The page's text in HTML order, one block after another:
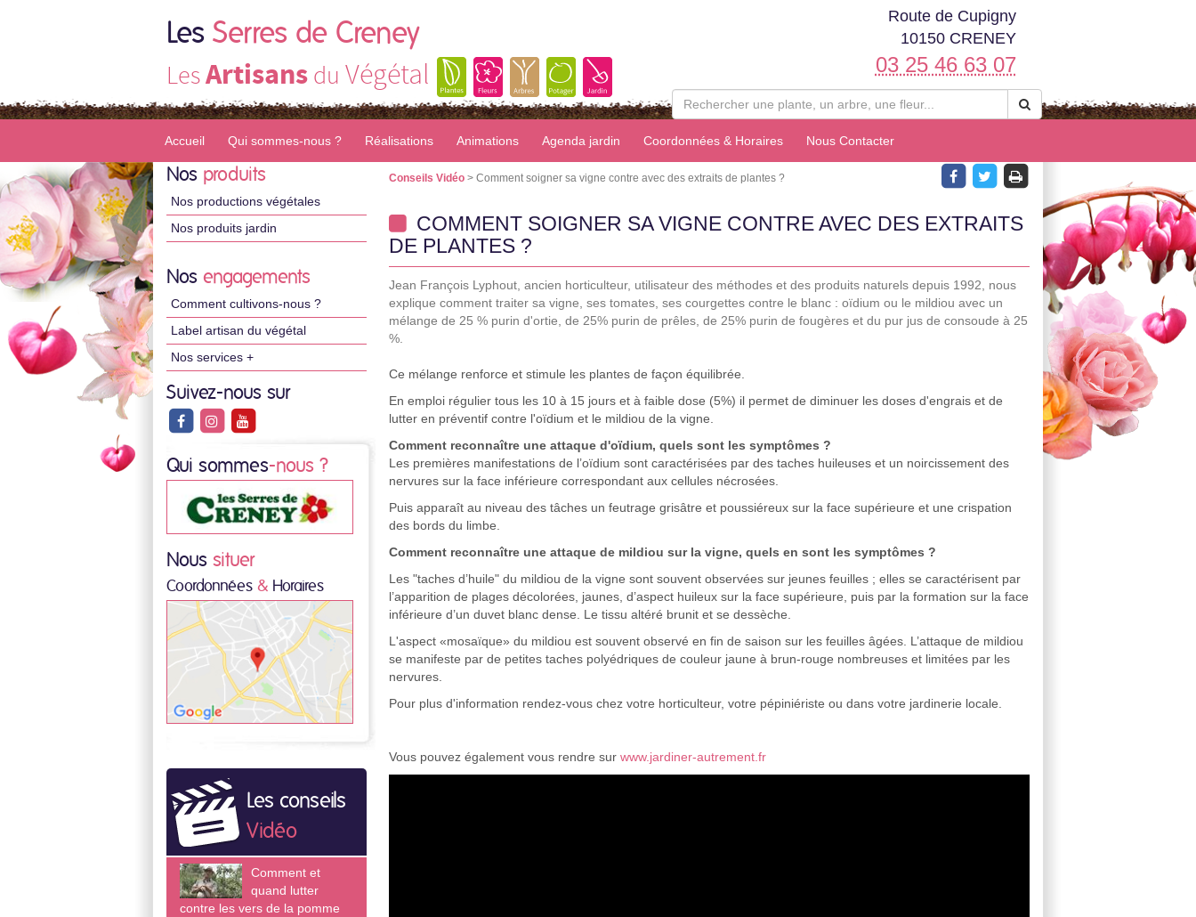
Les Serres de Creney
LesArtisans du Végétal
Route de Cupigny
10150 CRENEY
03 25 46 63 07
Accueil Qui sommes-nous ? Réalisations Animations Agenda jardin Coordonnées & Horaires Nous Contacter
Nos produits
Nos productions végétales
Nos produits jardin
Nos engagements
Comment cultivons-nous ?
Label artisan du végétal
Nos services +
Suivez-nous sur
Qui sommes-nous ?
Nous situer
Coordonnées & Horaires
Les conseils
Vidéo
Comment et
quand lutter
contre les vers de la pomme
Conseils Vidéo > Comment soigner sa vigne contre avec des extraits de plantes ?
COMMENT SOIGNER SA VIGNE CONTRE AVEC DES EXTRAITS
DE PLANTES ?
Jean François Lyphout, ancien horticulteur, utilisateur des méthodes et des produits naturels depuis 1992, nous
explique comment traiter sa vigne, ses tomates, ses courgettes contre le blanc : oïdium ou le mildiou avec un
mélange de 25 % purin d'ortie, de 25% purin de prêles, de 25% purin de fougères et du pur jus de consoude à 25
%.
Ce mélange renforce et stimule les plantes de façon équilibrée.
En emploi régulier tous les 10 à 15 jours et à faible dose (5%) il permet de diminuer les doses d'engrais et de
lutter en préventif contre l'oïdium et le mildiou de la vigne.
Comment reconnaître une attaque d'oïdium, quels sont les symptômes ?
Les premières manifestations de l’oïdium sont caractérisées par des taches huileuses et un noircissement des
nervures sur la face inférieure correspondant aux cellules nécrosées.
Puis apparaît au niveau des tâches un feutrage grisâtre et poussiéreux sur la face supérieure et une crispation
des bords du limbe.
Comment reconnaître une attaque de mildiou sur la vigne, quels en sont les symptômes ?
Les "taches d’huile" du mildiou de la vigne sont souvent observées sur jeunes feuilles ; elles se caractérisent par
l’apparition de plages décolorées, jaunes, d’aspect huileux sur la face supérieure, puis par la formation sur la face
inférieure d’un duvet blanc dense. Le tissu altéré brunit et se dessèche.
L'aspect «mosaïque» du mildiou est souvent observé en fin de saison sur les feuilles âgées. L’attaque de mildiou
se manifeste par de petites taches polyédriques de couleur jaune à brun-rouge nombreuses et limitées par les
nervures.
Pour plus d'information rendez-vous chez votre horticulteur, votre pépiniériste ou dans votre jardinerie locale.
Vous pouvez également vous rendre sur www.jardiner-autrement.fr